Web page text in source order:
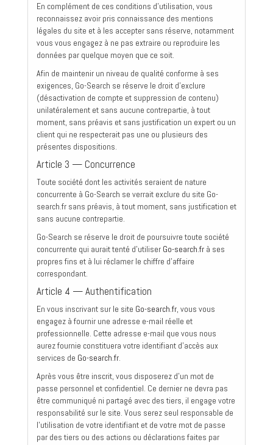
En complément de ces conditions d'utilisation, vous
reconnaissez avoir pris connaissance des mentions
légales du site et à les accepter sans réserve, notamment
vous vous engagez à ne pas extraire ou reproduire les
données par quelque moyen que ce soit.
Afin de maintenir un niveau de qualité conforme à ses
exigences, Go-Search se réserve le droit d'exclure
(désactivation de compte et suppression de contenu)
unilatéralement et sans aucune contrepartie, à tout
moment, sans préavis et sans justification un expert ou un
client qui ne respecterait pas une ou plusieurs des
présentes dispositions.
Article 3 — Concurrence
Toute société dont les activités seraient de nature
concurrente à Go-Search se verrait exclure du site Go-
search.fr sans préavis, à tout moment, sans justification et
sans aucune contrepartie.
Go-Search se réserve le droit de poursuivre toute société
concurrente qui aurait tenté d'utiliser Go-search.fr à ses
propres fins et à lui réclamer le chiffre d'affaire
correspondant.
Article 4 — Authentification
En vous inscrivant sur le site Go-search.fr, vous vous
engagez à fournir une adresse e-mail réelle et
professionnelle. Cette adresse e-mail que vous nous
aurez fournie constituera votre identifiant d'accès aux
services de Go-search.fr.
Après vous être inscrit, vous disposerez d'un mot de
passe personnel et confidentiel. Ce dernier ne devra pas
être communiqué ni partagé avec des tiers, il engage votre
responsabilité sur le site. Vous serez seul responsable de
l'utilisation de votre identifiant et de votre mot de passe
par des tiers ou des actions ou déclarations faites par